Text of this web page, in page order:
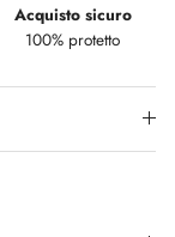
Acquisto sicuro
100% protetto